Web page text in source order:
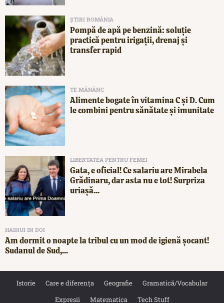
ȘTIRI ROMÂNIA
Pompă de apă pe benzină: soluție
practică pentru irigații, drenaj și
transfer rapid
TE MĂNÂNC
Alimente bogate în vitamina C și D. Cum
le combini pentru sănătate și imunitate
LIBERTATEA PENTRU FEMEI
Gata, e oficial! Ce salariu are Mirabela
Grădinaru, dar asta nu e tot! Surpriza
uriașă...
HAIHUI IN DOI
Am dormit o noapte la tribul cu un mod de igienă șocant!
Sudanul de Sud,...
Istorie Care e diferența Geografie
Gramatică/Vocabular
Expresii
Matematica Tech Stuff